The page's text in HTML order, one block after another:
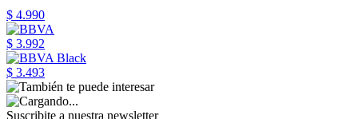
$ 4.990
$ 3.992
$ 3.493
Suscribite a nuestra newsletter